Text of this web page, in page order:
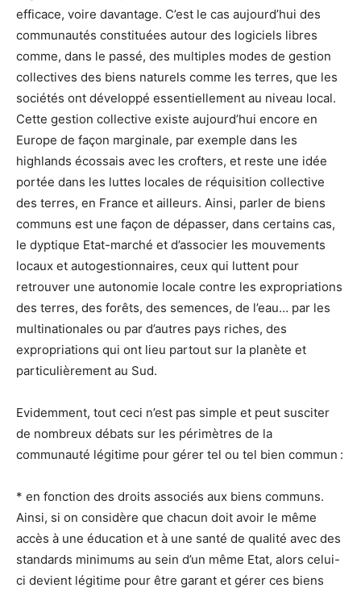
efficace, voire davantage. C’est le cas aujourd’hui des
communautés constituées autour des logiciels libres
comme, dans le passé, des multiples modes de gestion
collectives des biens naturels comme les terres, que les
sociétés ont développé essentiellement au niveau local.
Cette gestion collective existe aujourd’hui encore en
Europe de façon marginale, par exemple dans les
highlands écossais avec les crofters, et reste une idée
portée dans les luttes locales de réquisition collective
des terres, en France et ailleurs. Ainsi, parler de biens
communs est une façon de dépasser, dans certains cas,
le dyptique Etat-marché et d’associer les mouvements
locaux et autogestionnaires, ceux qui luttent pour
retrouver une autonomie locale contre les expropriations
des terres, des forêts, des semences, de l’eau… par les
multinationales ou par d’autres pays riches, des
expropriations qui ont lieu partout sur la planète et
particulièrement au Sud.
Evidemment, tout ceci n’est pas simple et peut susciter
de nombreux débats sur les périmètres de la
communauté légitime pour gérer tel ou tel bien commun :
* en fonction des droits associés aux biens communs.
Ainsi, si on considère que chacun doit avoir le même
accès à une éducation et à une santé de qualité avec des
standards minimums au sein d’un même Etat, alors celui-
ci devient légitime pour être garant et gérer ces biens